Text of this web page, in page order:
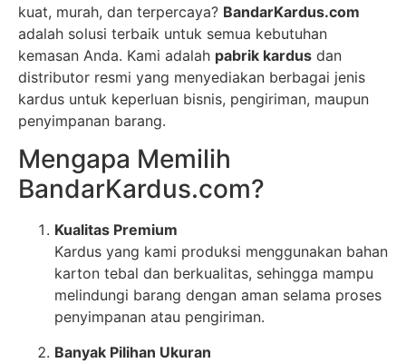
kuat, murah, dan terpercaya? BandarKardus.com
adalah solusi terbaik untuk semua kebutuhan
kemasan Anda. Kami adalah pabrik kardus dan
distributor resmi yang menyediakan berbagai jenis
kardus untuk keperluan bisnis, pengiriman, maupun
penyimpanan barang.
Mengapa Memilih
BandarKardus.com?
Kualitas Premium
Kardus yang kami produksi menggunakan bahan
karton tebal dan berkualitas, sehingga mampu
melindungi barang dengan aman selama proses
penyimpanan atau pengiriman.
Banyak Pilihan Ukuran